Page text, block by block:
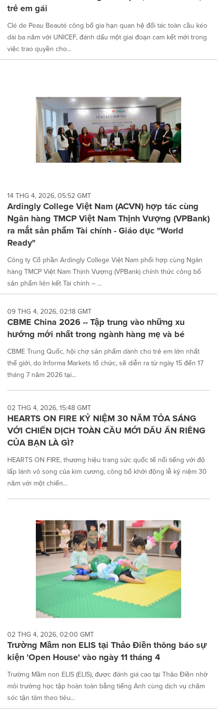
trẻ em gái
Clé de Peau Beauté công bố gia hạn quan hệ đối tác toàn cầu kéo
dài ba năm với UNICEF, đánh dấu một giai đoạn cam kết mới trong
việc trao quyền cho...
14 THG 4, 2026, 05:52 GMT
Ardingly College Việt Nam (ACVN) hợp tác cùng
Ngân hàng TMCP Việt Nam Thịnh Vượng (VPBank)
ra mắt sản phẩm Tài chính - Giáo dục "World
Ready"
Công ty Cổ phần Ardingly College Việt Nam phối hợp cùng Ngân
hàng TMCP Việt Nam Thịnh Vượng (VPBank) chính thức công bố
sản phẩm liên kết Tài chính – ...
09 THG 4, 2026, 02:18 GMT
CBME China 2026 -- Tập trung vào những xu
hướng mới nhất trong ngành hàng mẹ và bé
CBME Trung Quốc, hội chợ sản phẩm dành cho trẻ em lớn nhất
thế giới, do Informa Markets tổ chức, sẽ diễn ra từ ngày 15 đến 17
tháng 7 năm 2026 tại...
02 THG 4, 2026, 15:48 GMT
HEARTS ON FIRE KỶ NIỆM 30 NĂM TỎA SÁNG
VỚI CHIẾN DỊCH TOÀN CẦU MỚI DẤU ẤN RIÊNG
CỦA BẠN LÀ GÌ?
HEARTS ON FIRE, thương hiệu trang sức quốc tế nổi tiếng với độ
lấp lánh vô song của kim cương, công bố khởi động lễ kỷ niệm 30
năm với một chiến...
02 THG 4, 2026, 02:00 GMT
Trường Mầm non ELIS tại Thảo Điền thông báo sự
kiện 'Open House' vào ngày 11 tháng 4
Trường Mầm non ELIS (ELIS), được đánh giá cao tại Thảo Điền nhờ
môi trường học tập hoàn toàn bằng tiếng Anh cùng dịch vụ chăm
sóc tận tâm theo tiêu...